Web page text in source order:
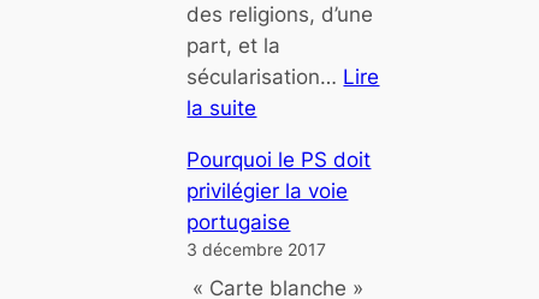
des religions, d’une
part, et la
sécularisation… Lire
la suite
D
e
l
a
l
Pourquoi le PS doit
privilégier la voie
portugaise
3 décembre 2017
« Carte blanche »